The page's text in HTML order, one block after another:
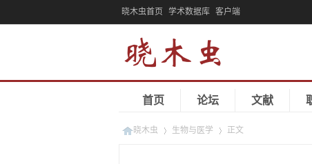
晓木虫首页 学术数据库 客户端
首页 论坛 文献
晓木虫 生物与医学 正文